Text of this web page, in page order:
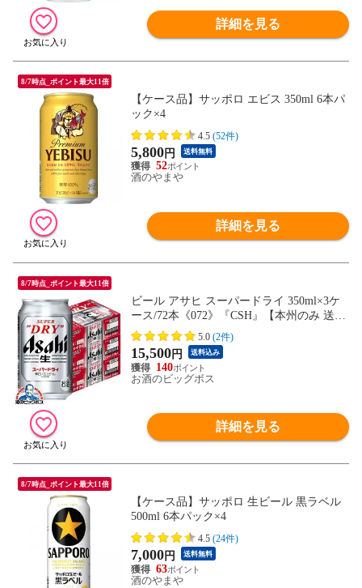
詳細を見る
8/7時点_ポイント最大11倍
【ケース品】サッポロ エビス 350ml 6本パ
ック×4
4.5 (52件)
5,800円 送料無料
52
酒のやまや
詳細を見る
8/7時点_ポイント最大11倍
ビール アサヒ スーパードライ 350ml×3ケ
ース/72本《072》『CSH』【本州のみ 送料
無料】
5.0 (2件)
15,500円 送料込み
140
お酒のビッグボス
詳細を見る
8/7時点_ポイント最大11倍
【ケース品】サッポロ 生ビール 黒ラベル
500ml 6本パック×4
4.5 (24件)
7,000円 送料無料
63
酒のやまや